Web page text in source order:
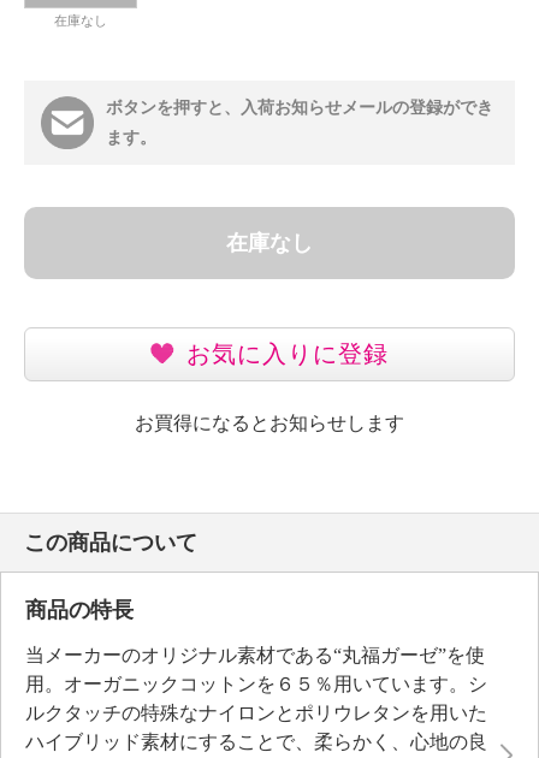
在庫なし
ボタンを押すと、入荷お知らせメールの登録ができ
ます。
在庫なし
お気に入りに登録
お買得になるとお知らせします
この商品について
商品の特長
当メーカーのオリジナル素材である“丸福ガーゼ”を使
用。オーガニックコットンを６５％用いています。シ
ルクタッチの特殊なナイロンとポリウレタンを用いた
ハイブリッド素材にすることで、柔らかく、心地の良